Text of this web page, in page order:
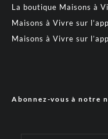
La boutique Maisons à
Maisons à Vivre sur
Maisons à Vivre sur
Abonnez-vous à notre